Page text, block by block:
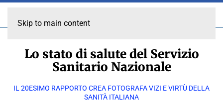
Skip to main content
Lo stato di salute del Servizio
Sanitario Nazionale
IL 20ESIMO RAPPORTO CREA FOTOGRAFA VIZI E VIRTÙ DELLA
SANITÀ ITALIANA